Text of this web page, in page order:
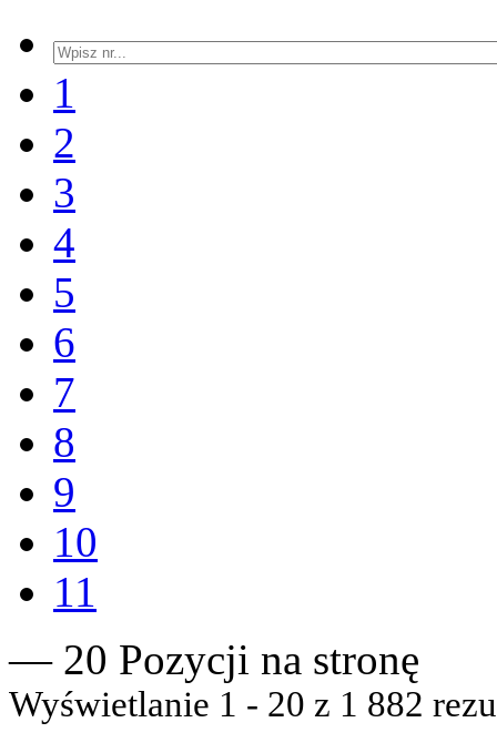
1
2
3
4
5
6
7
8
9
10
11
— 20 Pozycji na stronę
Wyświetlanie 1 - 20 z 1 882